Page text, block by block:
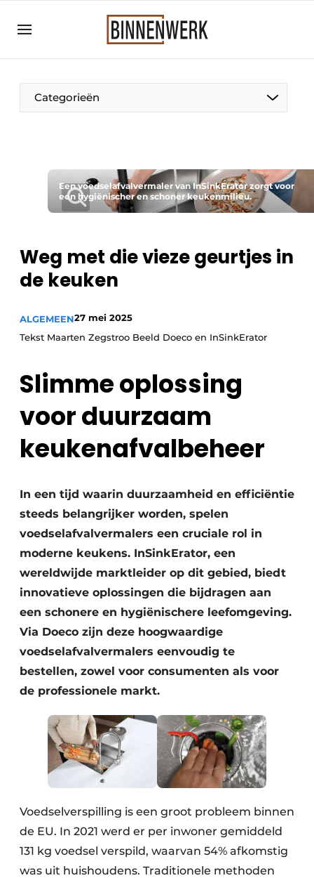
Aanmelden
Bedrijven
Binnenwerk | Hét magazine voor de
Direct contact
Evenement aanmelden
Nieuwsbrief
Podcasts
Vacature aanmelden
Categorieën
Een voedselafvalvermaler van InSinkErator zorgt voor
een hygiënischer en schoner keukenmilieu.
Weg met die vieze geurtjes in
de keuken
ALGEMEEN27 mei 2025
Tekst Maarten Zegstroo Beeld Doeco en InSinkErator
Slimme oplossing
voor duurzaam
keukenafvalbeheer
In een tijd waarin duurzaamheid en efficiëntie
steeds belangrijker worden, spelen
voedselafvalvermalers een cruciale rol in
moderne keukens. InSinkErator, een
wereldwijde marktleider op dit gebied, biedt
innovatieve oplossingen die bijdragen aan
een schonere en hygiënischere leefomgeving.
Via Doeco zijn deze hoogwaardige
voedselafvalvermalers eenvoudig te
bestellen, zowel voor consumenten als voor
de professionele markt.
Voedselverspilling is een groot probleem binnen
de EU. In 2021 werd er per inwoner gemiddeld
131 kg voedsel verspild, waarvan 54% afkomstig
was uit huishoudens. Traditionele methoden